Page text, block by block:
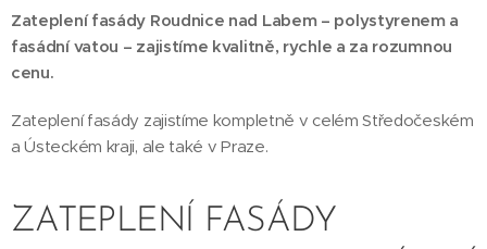
Zateplení fasády Roudnice nad Labem – polystyrenem a
fasádní vatou – zajistíme kvalitně, rychle a za rozumnou
cenu.
Zateplení fasády zajistíme kompletně v celém Středočeském
a Ústeckém kraji, ale také v Praze.
ZATEPLENÍ FASÁDY